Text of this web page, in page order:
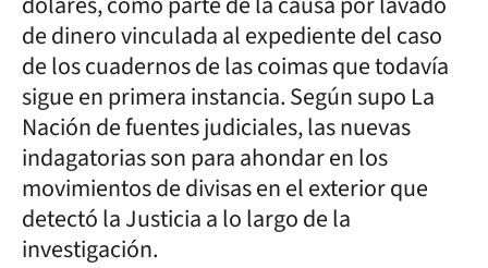
de dinero vinculada al expediente del caso
de los cuadernos de las coimas que todavía
sigue en primera instancia. Según supo La
Nación de fuentes judiciales, las nuevas
indagatorias son para ahondar en los
movimientos de divisas en el exterior que
detectó la Justicia a lo largo de la
investigación.